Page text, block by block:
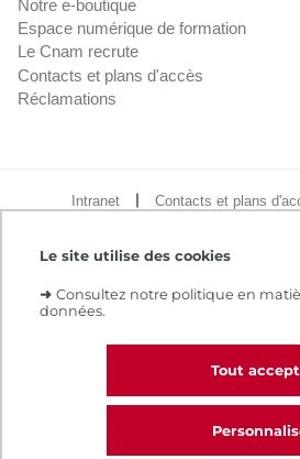
Le site utilise des cookies
➜ Consultez notre politique en
données.
Tout
Notre e-boutique
Espace numérique de formation
Le Cnam recrute
Contacts et plans d'accès
Réclamations
Intranet Contacts et plans